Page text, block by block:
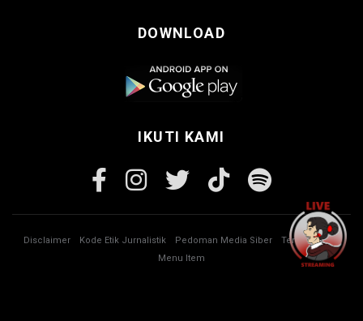
DOWNLOAD
IKUTI KAMI
Disclaimer Kode Etik Jurnalistik Pedoman Media Siber
Tentang Kami
Menu Item